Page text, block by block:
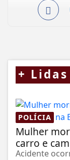
+ Lidas
POLÍCIA
Mulher
carro e
Acidente